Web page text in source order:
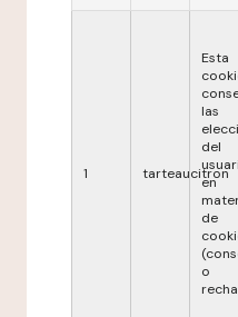
1 tarteaucitron
Esta
las
del
en
de
o